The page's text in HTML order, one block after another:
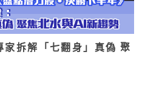
拆解「七翻身」真偽 聚